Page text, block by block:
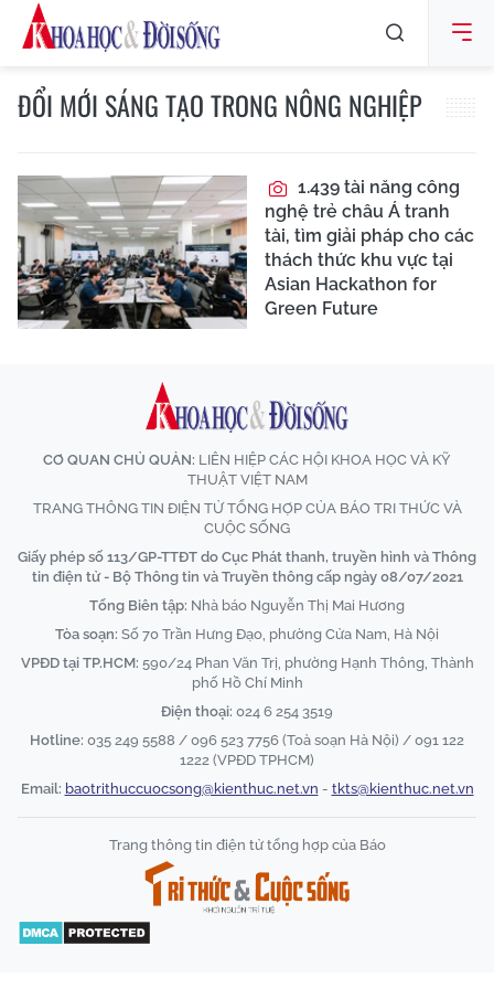
ĐỔI MỚI SÁNG TẠO TRONG NÔNG NGHIỆP
1.439 tài năng công
nghệ trẻ châu Á tranh
tài, tìm giải pháp cho các
thách thức khu vực tại
Asian Hackathon for
Green Future
CƠ QUAN CHỦ QUẢN: LIÊN HIỆP CÁC HỘI KHOA HỌC VÀ KỸ
THUẬT VIỆT NAM
TRANG THÔNG TIN ĐIỆN TỬ TỔNG HỢP CỦA BÁO TRI THỨC VÀ
CUỘC SỐNG
Giấy phép số 113/GP-TTĐT do Cục Phát thanh, truyền hình và Thông
tin điện tử - Bộ Thông tin và Truyền thông cấp ngày 08/07/2021
Tổng Biên tập: Nhà báo Nguyễn Thị Mai Hương
Tòa soạn: Số 70 Trần Hưng Đạo, phường Cửa Nam, Hà Nội
VPĐD tại TP.HCM: 590/24 Phan Văn Trị, phường Hạnh Thông, Thành
phố Hồ Chí Minh
Điện thoại: 024 6 254 3519
Hotline: 035 249 5588 / 096 523 7756 (Toà soạn Hà Nội) / 091 122
1222 (VPĐD TPHCM)
Email: baotrithuccuocsong@kienthuc.net.vn - tkts@kienthuc.net.vn
Trang thông tin điện tử tổng hợp của Báo